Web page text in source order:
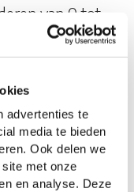
advertenties te
media te bieden
Ook delen we
met onze
en analyse. Deze
van 0 tot
voor je
Welpjes en De